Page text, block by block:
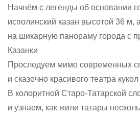
Начнём с легенды об основании
исполинский казан высотой 36 м,
на шикарную панораму города с
Казанки
Проследуем мимо современных
и сказочно красивого театра
В колоритной Старо-Татарской
и узнаем, как жили татары